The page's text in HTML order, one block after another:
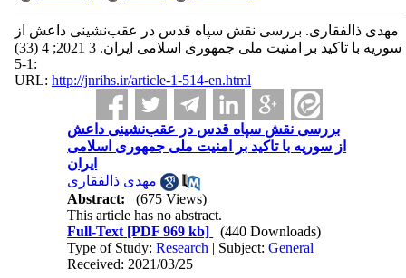
مهدی ذالفقاری. بررسی نقش سپاه قدس در عقب‌نشینی داعش از
سوریه با تاکید بر امنیت ملی جمهوری اسلامی ایران. 3 2021; 4 (33)
:1-5
URL: http://jnrihs.ir/article-1-514-en.html
بررسی نقش سپاه قدس در عقب‌نشینی داعش
از سوریه با تاکید بر امنیت ملی جمهوری اسلامی
ایران
مهدی ذالفقاری
Abstract:
(675 Views)
This article has no abstract.
Full-Text [PDF 969 kb]
(440 Downloads)
Type of Study:Research | Subject:General
Received: 2021/03/25